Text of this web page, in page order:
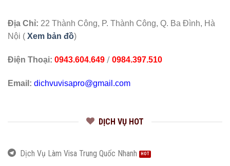
Địa Chỉ: 22 Thành Công, P. Thành Công, Q. Ba Đình, Hà
Nội ( Xem bản đồ)
Điện Thoại: 0943.604.649 / 0984.397.510
Email: dichvuvisapro@gmail.com
DỊCH VỤ HOT
Dịch Vụ Làm Visa Trung Quốc Nhanh